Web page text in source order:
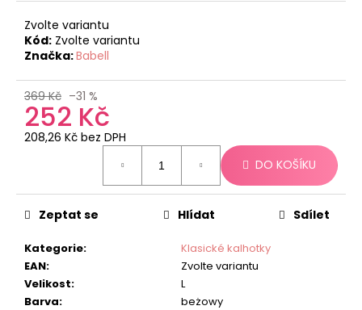
Zvolte variantu
Kód: Zvolte variantu
Značka:Babell
369 Kč –31 %
252 Kč
208,26 Kč bez DPH
DO KOŠÍKU
Kategorie:
Klasické kalhotky
EAN:
Zvolte variantu
Velikost:
L
Barva: beżowy
Zeptat se Hlídat Sdílet
č
u
e
m